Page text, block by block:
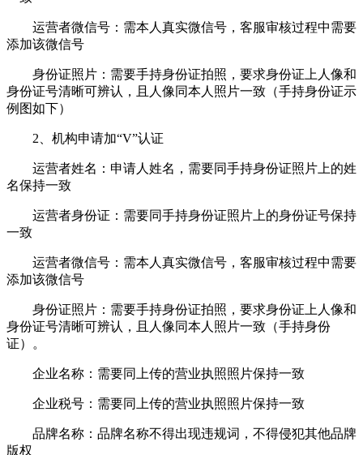
运营者微信号：需本人真实微信号，客服审核过程中需要
添加该微信号
身份证照片：需要手持身份证拍照，要求身份证上人像和
身份证号清晰可辨认，且人像同本人照片一致（手持身份证示
例图如下）
2、机构申请加“V”认证
运营者姓名：申请人姓名，需要同手持身份证照片上的姓
名保持一致
运营者身份证：需要同手持身份证照片上的身份证号保持
一致
运营者微信号：需本人真实微信号，客服审核过程中需要
添加该微信号
身份证照片：需要手持身份证拍照，要求身份证上人像和
身份证号清晰可辨认，且人像同本人照片一致（手持身份
证）。
企业名称：需要同上传的营业执照照片保持一致
企业税号：需要同上传的营业执照照片保持一致
品牌名称：品牌名称不得出现违规词，不得侵犯其他品牌
版权